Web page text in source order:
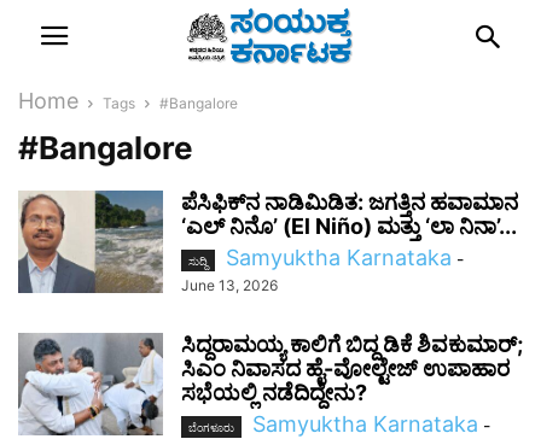
Home Tags #Bangalore
#Bangalore
ಪೆಸಿಫಿಕ್‌ನ ನಾಡಿಮಿಡಿತ: ಜಗತ್ತಿನ ಹವಾಮಾನ
‘ಎಲ್ ನಿನೊ’ (El Niño) ಮತ್ತು ‘ಲಾ ನಿನಾ’...
ಸುದ್ದಿ Samyuktha Karnataka -
June 13, 2026
ಸಿದ್ದರಾಮಯ್ಯ ಕಾಲಿಗೆ ಬಿದ್ದ ಡಿಕೆ ಶಿವಕುಮಾರ್;
ಸಿಎಂ ನಿವಾಸದ ಹೈ-ವೋಲ್ಟೇಜ್ ಉಪಾಹಾರ
ಸಭೆಯಲ್ಲಿ ನಡೆದಿದ್ದೇನು?
ಬೆಂಗಳೂರು Samyuktha Karnataka -